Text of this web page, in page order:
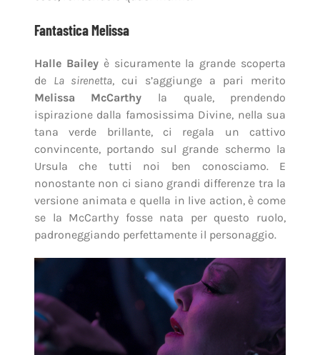
Fantastica Melissa
Halle Baileyè sicuramente la grande scoperta
de La sirenetta, cui s’aggiunge a pari merito
Melissa McCarthy la quale, prendendo
ispirazione dalla famosissima Divine, nella sua
tana verde brillante, ci regala un cattivo
convincente, portando sul grande schermo la
Ursula che tutti noi ben conosciamo. E
nonostante non ci siano grandi differenze tra la
versione animata e quella in live action, è come
se la McCarthy fosse nata per questo ruolo,
padroneggiando perfettamente il personaggio.